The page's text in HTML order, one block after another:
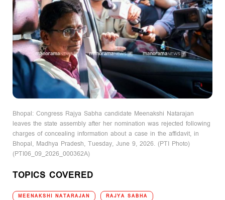
Bhopal: Congress Rajya Sabha candidate Meenakshi Natarajan
leaves the state assembly after her nomination was rejected following
charges of concealing information about a case in the affidavit, in
Bhopal, Madhya Pradesh, Tuesday, June 9, 2026. (PTI Photo)
(PTI06_09_2026_000362A)
TOPICS COVERED
MEENAKSHI NATARAJAN RAJYA SABHA